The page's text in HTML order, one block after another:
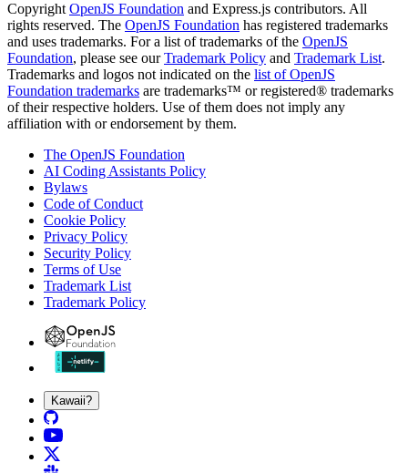
Copyright OpenJS Foundation and Express.js contributors. All
rights reserved. The OpenJS Foundation has registered trademarks
and uses trademarks. For a list of trademarks of the OpenJS
Foundation, please see ourTrademark Policy and Trademark List.
Trademarks and logos not indicated on the list of OpenJS
Foundation trademarks are trademarks™ or registered® trademarks
of their respective holders. Use of them does not imply any
affiliation with or endorsement by them.
The OpenJS Foundation
AI Coding Assistants Policy
Bylaws
Code of Conduct
Cookie Policy
Privacy Policy
Security Policy
Terms of Use
Trademark List
Trademark Policy
Kawaii?